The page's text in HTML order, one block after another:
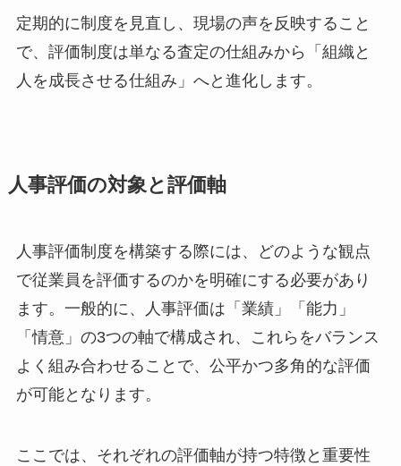
定期的に制度を見直し、現場の声を反映すること
で、評価制度は単なる査定の仕組みから「組織と
人を成長させる仕組み」へと進化します。
人事評価の対象と評価軸
人事評価制度を構築する際には、どのような観点
で従業員を評価するのかを明確にする必要があり
ます。一般的に、人事評価は「業績」「能力」
「情意」の3つの軸で構成され、これらをバランス
よく組み合わせることで、公平かつ多角的な評価
が可能となります。
ここでは、それぞれの評価軸が持つ特徴と重要性